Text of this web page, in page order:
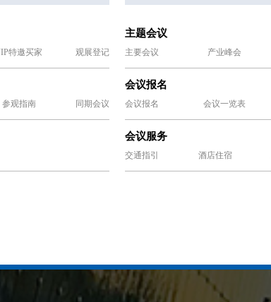
特邀买家 观展登记
参观指南 同期会议
主题会议
主要会议 产业峰会
会议报名
会议报名 会议一览表
会议服务
交通指引 酒店住宿